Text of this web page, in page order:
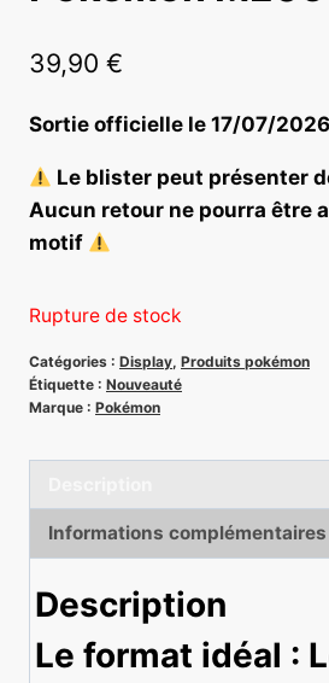
39,90 €
Sortie officielle le 17/07/2026
Le blister peut présenter
Aucun retour ne pourra être
motif
Rupture de stock
Catégories : Display, Produits pokémon
Étiquette : Nouveauté
Marque : Pokémon
Informations complémentaires
Description
Le format idéal :